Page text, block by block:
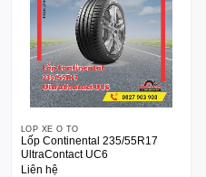
LỐP XE Ô TÔ
Lốp Continental 235/55R17
UltraContact UC6
Liên hệ